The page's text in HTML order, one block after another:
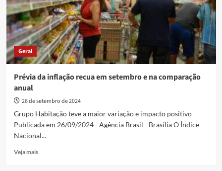
em
outubro
Geral
Prévia da inflação recua em setembro e na comparação
anual
26 de setembro de 2024
Grupo Habitação teve a maior variação e impacto positivo
Publicada em 26/09/2024 - Agência Brasil - Brasília O Índice
Nacional...
Veja maisRead